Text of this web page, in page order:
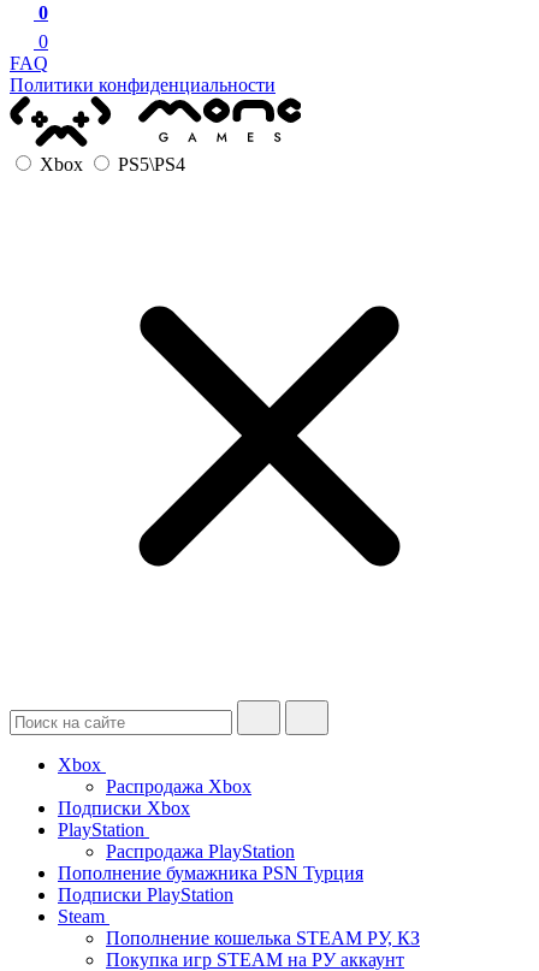
0
0
FAQ
Политики конфиденциальности
Xbox PS5\PS4
Xbox
Распродажа Xbox
Подписки Xbox
PlayStation
Распродажа PlayStation
Пополнение бумажника PSN Турция
Подписки PlayStation
Steam
Пополнение кошелька STEAM РУ, КЗ
Покупка игр STEAM на РУ аккаунт